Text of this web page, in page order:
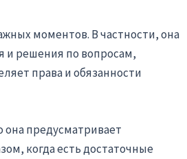
моментов. В частности, она
и решения по вопросам,
права и обязанности
она предусматривает
когда есть достаточные